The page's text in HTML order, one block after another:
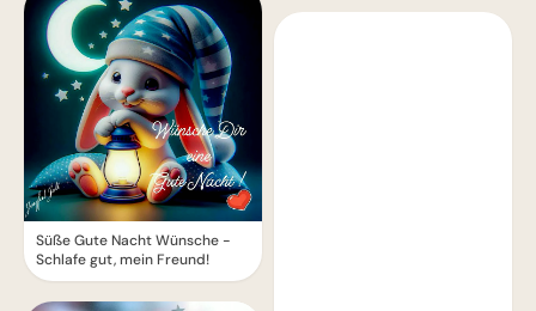
Süße Gute Nacht Wünsche -
Schlafe gut, mein Freund!